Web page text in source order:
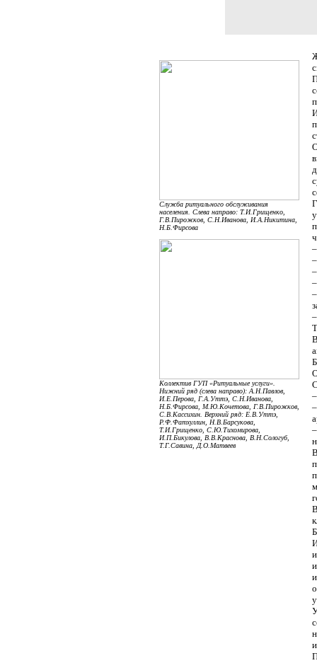
Служба ритуального обслуживания
населения. Слева направо: Т.И.Грищенко,
Г.В.Пирожков, С.Н.Иванова, И.А.Никитина,
Н.Б.Фирсова
Коллектив ГУП «Ритуальные услуги».
Нижний ряд (слева направо): А.Н.Павлов,
И.Е.Перова, Г.А.Уттэ, С.Н.Иванова,
Н.Б.Фирсова, М.Ю.Кочетова, Г.В.Пирожков,
С.В.Кассихин. Верхний ряд: Е.В.Уттэ,
Р.Ф.Фатхуллин, Н.В.Барсукова,
Т.И.Грищенко, С.Ю.Тихомирова,
И.П.Бикулова, В.В.Краснова, В.Н.Сологуб,
Т.Г.Савина, Д.О.Матвеев